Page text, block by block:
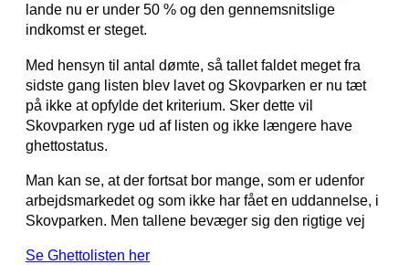
lande nu er under 50 % og den gennemsnitslige
indkomst er steget.
Med hensyn til antal dømte, så tallet faldet meget fra
sidste gang listen blev lavet og Skovparken er nu tæt
på ikke at opfylde det kriterium. Sker dette vil
Skovparken ryge ud af listen og ikke længere have
ghettostatus.
Man kan se, at der fortsat bor mange, som er udenfor
arbejdsmarkedet og som ikke har fået en uddannelse, i
Skovparken. Men tallene bevæger sig den rigtige vej
Se Ghettolisten her